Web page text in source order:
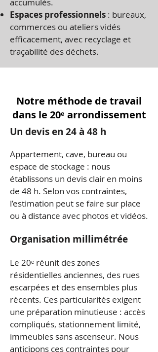
Espaces professionnels : bureaux,
commerces ou ateliers vidés
efficacement, avec recyclage et
traçabilité des déchets.
Notre méthode de travail
dans le 20ᵉ arrondissement
Un devis en 24 à 48 h
Appartement, cave, bureau ou
espace de stockage : nous
établissons un devis clair en moins
de 48 h. Selon vos contraintes,
l’estimation peut se faire sur place
ou à distance avec photos et vidéos.
Organisation millimétrée
Le 20ᵉ réunit des zones
résidentielles anciennes, des rues
escarpées et des ensembles plus
récents. Ces particularités exigent
une préparation minutieuse : accès
compliqués, stationnement limité,
immeubles sans ascenseur. Nous
anticipons ces contraintes pour